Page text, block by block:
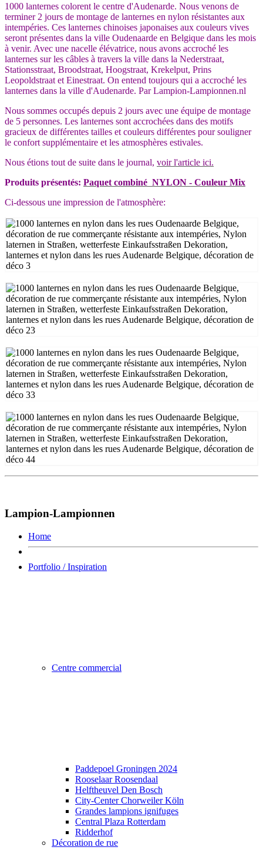
1000 lanternes colorent le centre d'Audenarde. Nous venons de
terminer 2 jours de montage de lanternes en nylon résistantes aux
intempéries. Ces lanternes chinoises japonaises aux couleurs vives
seront présentes dans la ville Oudenaarde en Belgique dans les mois
à venir. Avec une nacelle élévatrice, nous avons accroché les
lanternes sur les câbles à travers la ville dans la Nederstraat,
Stationsstraat, Broodstraat, Hoogstraat, Krekelput, Prins
Leopoldstraat et Einestraat. On entend toujours qui a accroché les
lanternes dans la ville d'Audenarde. Par Lampion-Lampionnen.nl
Nous sommes occupés depuis 2 jours avec une équipe de montage
de 5 personnes. Les lanternes sont accrochées dans des motifs
gracieux de différentes tailles et couleurs différentes pour souligner
le confort supplémentaire et les atmosphères estivales.
Nous étions tout de suite dans le journal, voir l'article ici.
Produits présentés: Paquet combiné NYLON - Couleur Mix
Ci-dessous une impression de l'atmosphère:
Lampion-Lampionnen
Home
Portfolio / Inspiration
Centre commercial
Paddepoel Groningen 2024
Rooselaar Roosendaal
Helftheuvel Den Bosch
City-Center Chorweiler Köln
Grandes lampions ignifuges
Central Plaza Rotterdam
Ridderhof
Décoration de rue